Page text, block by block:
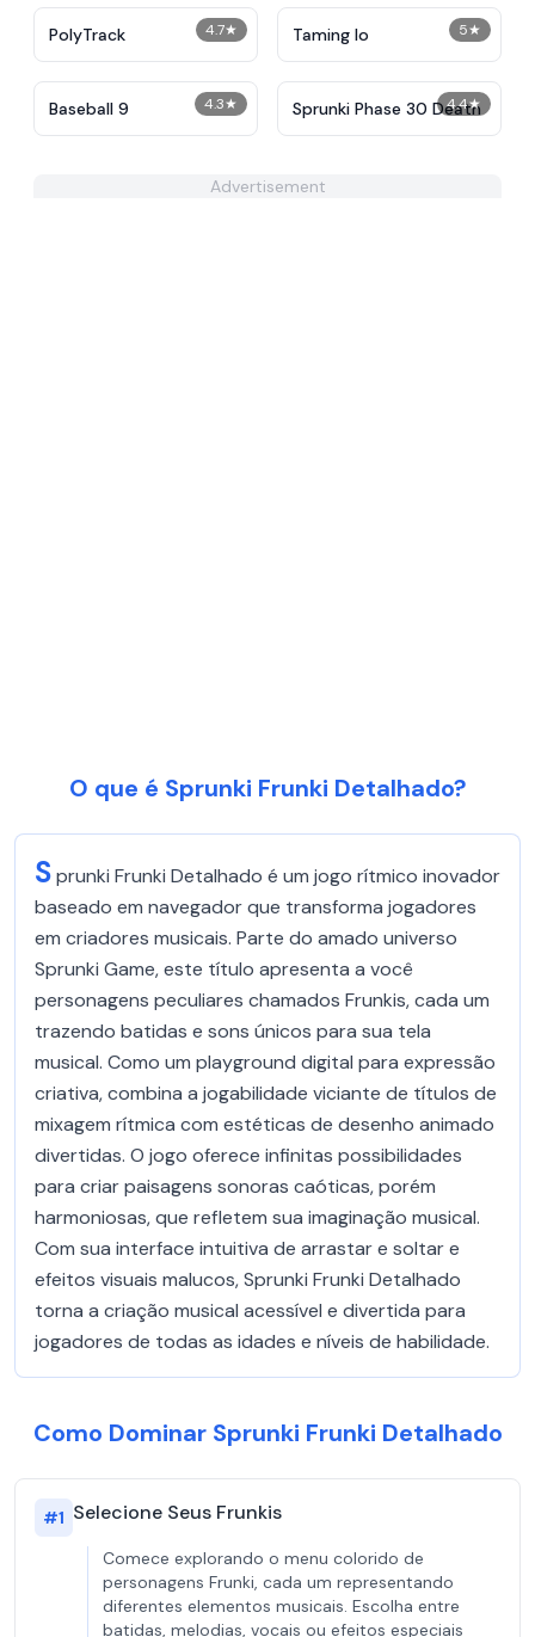
4.7★
PolyTrack 5★
Taming Io
4.3★
Baseball 9 4.4★
Sprunki Phase 30 Death
Advertisement
O que é Sprunki Frunki Detalhado?
Sprunki Frunki Detalhado é um jogo rítmico inovador
baseado em navegador que transforma jogadores
em criadores musicais. Parte do amado universo
Sprunki Game, este título apresenta a você
personagens peculiares chamados Frunkis, cada um
trazendo batidas e sons únicos para sua tela
musical. Como um playground digital para expressão
criativa, combina a jogabilidade viciante de títulos de
mixagem rítmica com estéticas de desenho animado
divertidas. O jogo oferece infinitas possibilidades
para criar paisagens sonoras caóticas, porém
harmoniosas, que refletem sua imaginação musical.
Com sua interface intuitiva de arrastar e soltar e
efeitos visuais malucos, Sprunki Frunki Detalhado
torna a criação musical acessível e divertida para
jogadores de todas as idades e níveis de habilidade.
Como Dominar Sprunki Frunki Detalhado
#1 Selecione Seus Frunkis
Comece explorando o menu colorido de
personagens Frunki, cada um representando
diferentes elementos musicais. Escolha entre
batidas, melodias, vocais ou efeitos especiais